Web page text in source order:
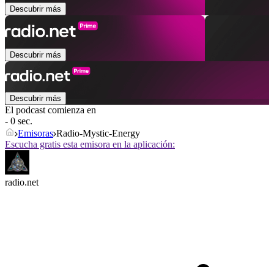
Descubrir más
Descubrir más
Descubrir más
El podcast comienza en
- 0 sec.
Emisoras Radio-Mystic-Energy
Escucha gratis esta emisora en la aplicación:
radio.net